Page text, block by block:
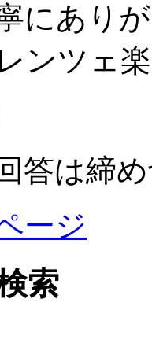
にあり
ンツェ
答は締
ージ
索